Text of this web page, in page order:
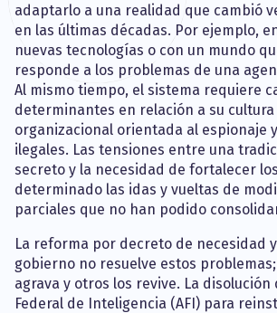
adaptarlo a una realidad que cambió
en las últimas décadas. Por ejemplo,
nuevas tecnologías o con un mundo
responde a los problemas de una
Al mismo tiempo, el sistema requiere
determinantes en relación a su
organizacional orientada al espionaje
ilegales. Las tensiones entre una
secreto y la necesidad de fortalecer
determinado las idas y vueltas de
parciales que no han podido
La reforma por decreto de necesidad
gobierno no resuelve estos
agrava y otros los revive. La disolución
Federal de Inteligencia (AFI) para